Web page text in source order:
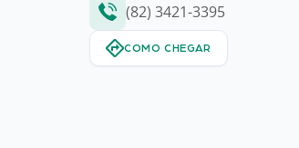
(82) 3421-3395
COMO CHEGAR